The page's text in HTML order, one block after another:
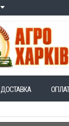
ДОСТАВКА